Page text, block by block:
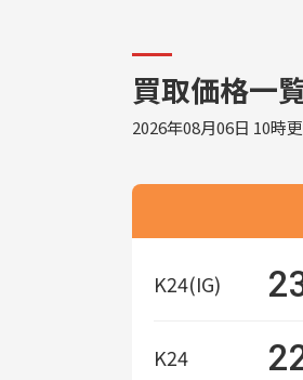
買取価格一
2026年08月06日 10時
K24(IG)
K24